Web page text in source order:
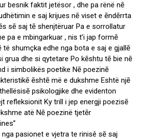
besnik faktit jetësor , dhe pa rënë nē
e saj krijues nē viset e ēndērrta
sē saj tē shenjtëruar Pa e sorrollatur
pa e mbingarkuar , nis t’i jap formē
të shumçka edhe nga bota e saj e gjallē
grua dhe si qytetare Po kēshtu tē bie nē
i simbolikës poetike Nē poezinē
ēshtē më e dukshme Eshtë njē
psikologjike dhe evidenton
refleksionit Ky trill i jep energji poezisē
atë Nē poezinë tjetēr
pasionet e vjetra te rinisê sē saj